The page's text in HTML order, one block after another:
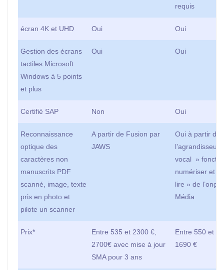
requis
écran 4K et UHD Oui Oui
Gestion des écrans
tactiles Microsoft
Windows à 5 points
et plus
Oui Oui
Certifié SAP Non Oui
Reconnaissance
optique des
caractères non
manuscrits PDF
scanné, image, texte
pris en photo et
pilote un scanner
A partir de Fusion par
JAWS
Oui à partir de
l’agrandisseur
vocal »
numériser et
lire » de
Média.
Prix*
Entre 535 et 2300 €,
2700€ avec mise à jour
SMA pour 3 ans
Entre 550 et
1690 €